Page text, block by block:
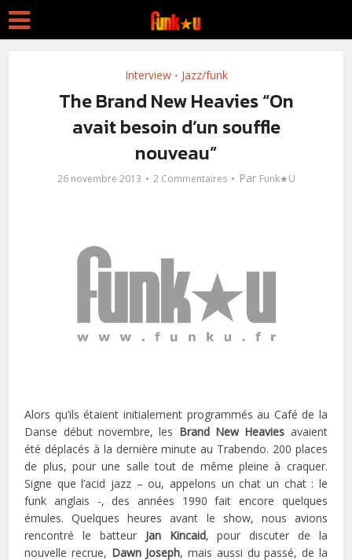
Interview • Jazz/funk
The Brand New Heavies “On
avait besoin d’un souffle
nouveau”
26 novembre 2013 2 Commentaires Par Funk★U
Alors qu’ils étaient initialement programmés au Café de la
Danse début novembre, les Brand New Heavies avaient
été déplacés à la dernière minute au Trabendo. 200 places
de plus, pour une salle tout de même pleine à craquer.
Signe que l’acid jazz – ou, appelons un chat un chat : le
funk anglais -, des années 1990 fait encore quelques
émules. Quelques heures avant le show, nous avions
rencontré le batteur Jan Kincaid, pour discuter de la
nouvelle recrue, Dawn Joseph, mais aussi du passé, de la